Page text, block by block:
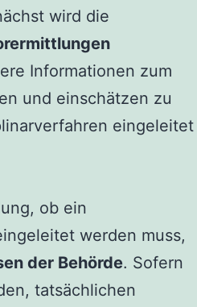
wird die
Informationen zum
und einschätzen zu
eingeleitet
ob ein
werden muss,
der Behörde. Sofern
tatsächlichen